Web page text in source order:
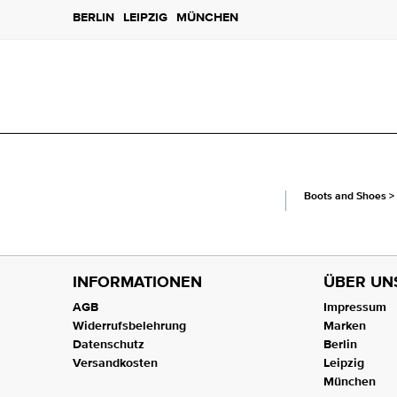
BERLIN LEIPZIG MÜNCHEN
Boots and Shoes >
INFORMATIONEN
AGB
Widerrufsbelehrung
Datenschutz
Versandkosten
ÜBER
Impressum
Marken
Berlin
Leipzig
München